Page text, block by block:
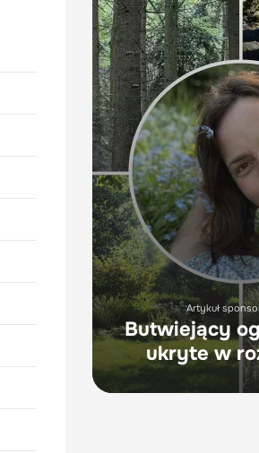
Artykuł
Butwiejący
ukryte w